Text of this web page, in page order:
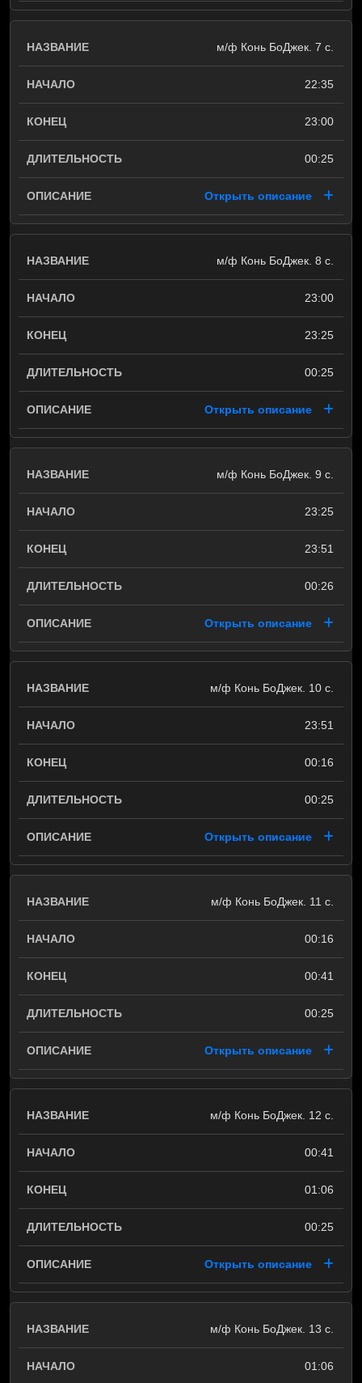
м/ф Конь БоДжек. 7 с.
22:35
23:00
00:25
Открыть описание
м/ф Конь БоДжек. 8 с.
23:00
23:25
00:25
Открыть описание
м/ф Конь БоДжек. 9 с.
23:25
23:51
00:26
Открыть описание
м/ф Конь БоДжек. 10 с.
23:51
00:16
00:25
Открыть описание
м/ф Конь БоДжек. 11 с.
00:16
00:41
00:25
Открыть описание
м/ф Конь БоДжек. 12 с.
00:41
01:06
00:25
Открыть описание
м/ф Конь БоДжек. 13 с.
01:06